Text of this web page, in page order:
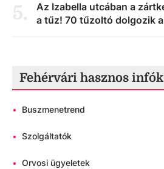
5.
Az Izabella utcában a
a tűz! 70 tűzoltó dolgozik
Fehérvári hasznos infók
• Buszmenetrend
• Szolgáltatók
• Orvosi ügyeletek